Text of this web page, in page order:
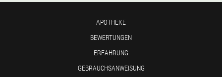
APOTHEKE
BEWERTUNGEN
ERFAHRUNG
GEBRAUCHSANWEISUNG